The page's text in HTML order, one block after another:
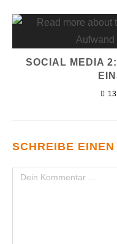
SOCIAL MEDIA
SCHREIBE